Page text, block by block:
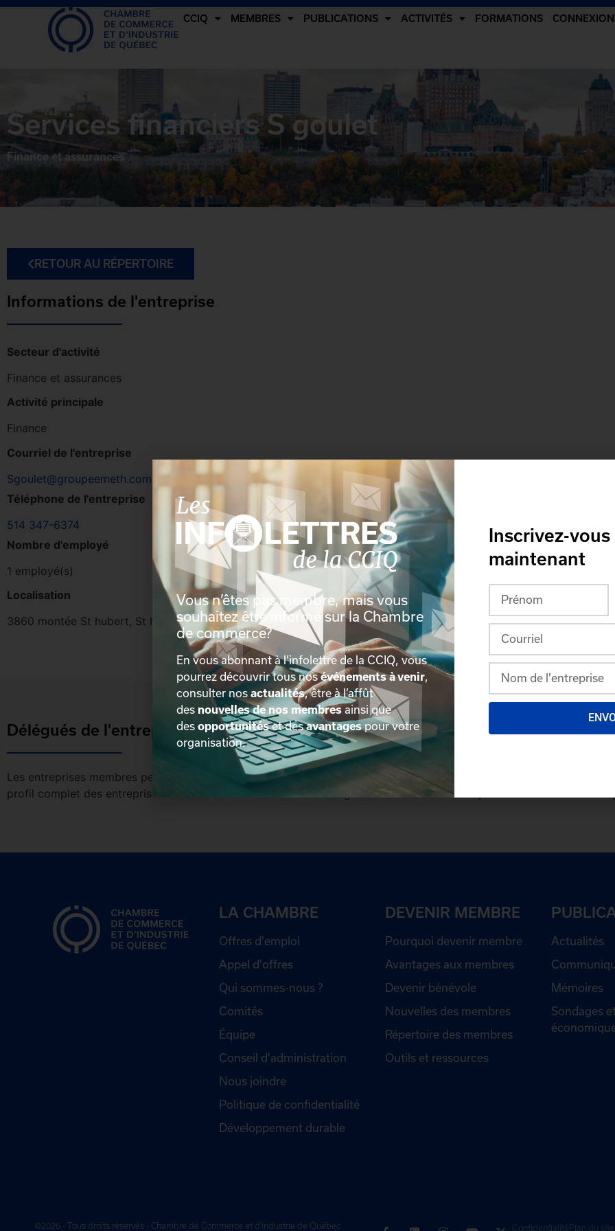
CCIQ MEMBRES PUBLICATIONS ACTIVITÉS FORMATIONS CONNEXION
Services financiers S goulet
Finance et assurances
RETOUR AU RÉPERTOIRE
Informations de l'entreprise
Secteur d'activité
Finance et assurances
Activité principale
Finance
Courriel de l'entreprise
Sgoulet@groupeemeth.com
Téléphone de l'entreprise
514 347-6374
Nombre d'employé
1 employé(s)
Localisation
3860 montée St hubert, St hubert, Quebec, J3y4k1
Délégués de l'entreprise
Les entreprises membres peuvent bénéficier d’une version plus détaillée du répertoire via leur espace sécurisé.
profil complet des entreprises incluant les coordonnées des délégués inscrits. Vous n'êtes pas membre?
LA CHAMBRE
Offres d'emploi
Appel d'offres
Qui sommes-nous ?
Comités
Équipe
Conseil d'administration
Nous joindre
Politique de confidentialité
Développement durable
DEVENIR MEMBRE
Pourquoi devenir membre
Avantages aux membres
Devenir bénévole
Nouvelles des membres
Répertoire des membres
Outils et ressources
Actualités
Mémoires
Sondages
©2026 - Tous droits réservés - Chambre de Commerce et d'industrie de Québec Confidentialité Plan du site
Vous n’êtes pas membre, mais vous
souhaitez être informé sur la Chambre
de commerce?
En vous abonnant à l’infolettre de la CCIQ, vous
pourrez découvrir tous nosévénements à venir
consulter nosactualités, être à l’affût
des nouvelles de nos membresainsi que
des opportunitéset desavantagespour votre
organisation.
Inscrivez-vous
maintenant